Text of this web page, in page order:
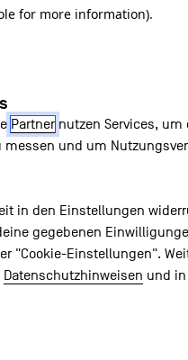
for more information).
Partnernutzen Services, um
und um
in den Einstellungen
gegebenen
"Cookie-Einstellungen".
Datenschutzhinweisen und